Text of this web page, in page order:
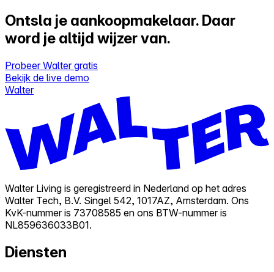
Ontsla je aankoopmakelaar. Daar
word je altijd wijzer van.
Probeer Walter gratis
Bekijk de live demo
Walter
Walter Living is geregistreerd in Nederland op het adres
Walter Tech, B.V. Singel 542, 1017AZ, Amsterdam. Ons
KvK-nummer is 73708585 en ons BTW-nummer is
NL859636033B01.
Diensten